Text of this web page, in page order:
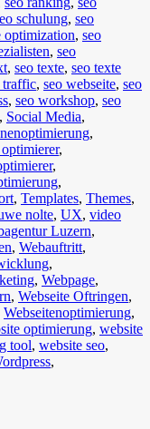
schulung, seo
optimization, seo
, seo
, seo texte, seo texte
traffic, seo webseite, seo
, seo workshop, seo
, Social Media,
,
,
,
,
, Templates, Themes,
nolte, UX, video
Luzern,
, Webauftritt,
,
, Webpage,
, Webseite Oftringen,
Webseitenoptimierung,
optimierung, website
tool, website seo,
,